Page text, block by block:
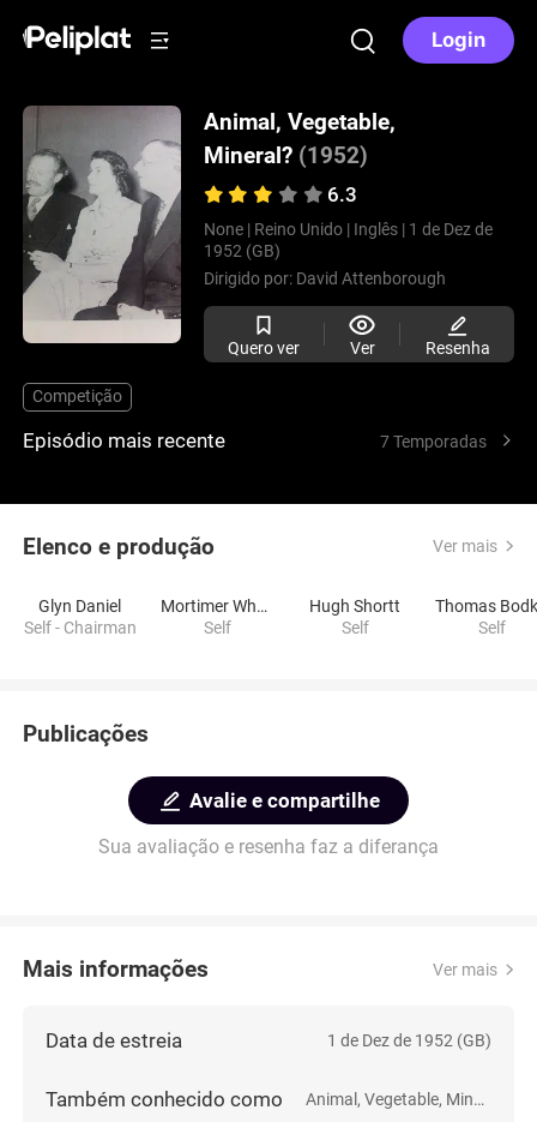
Login
Animal, Vegetable,
Mineral? (1952)
6.3
None | Reino Unido | Inglês | 1 de Dez de
1952 (GB)
Dirigido por: David Attenborough
Quero ver Ver Resenha
Competição
Episódio mais recente 7 Temporadas
Elenco e produção Ver mais
Glyn Daniel
Self - Chairman
Mortimer Wheeler
Self
Hugh Shortt
Self
Self
Publicações
Avalie e compartilhe
Sua avaliação e resenha faz a diferança
Mais informações Ver mais
Data de estreia 1 de Dez de 1952 (GB)
Também conhecido como Animal, Vegetable, Mineral?